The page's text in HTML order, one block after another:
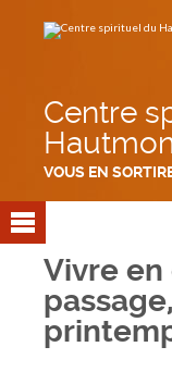
contenu.
Centre
VOUS EN
Vivre en